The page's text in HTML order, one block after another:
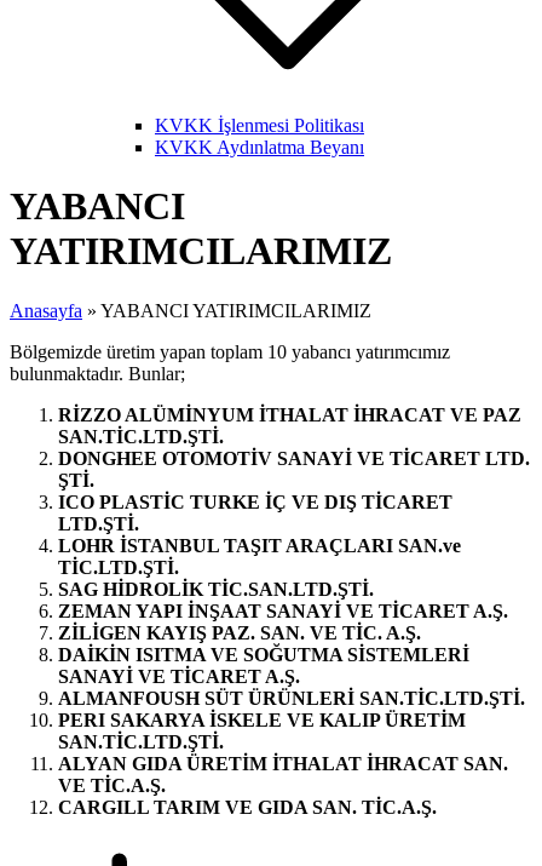
KVKK İşlenmesi Politikası
KVKK Aydınlatma Beyanı
YABANCI
YATIRIMCILARIMIZ
Anasayfa » YABANCI YATIRIMCILARIMIZ
Bölgemizde üretim yapan toplam 10 yabancı yatırımcımız
bulunmaktadır. Bunlar;
RİZZO ALÜMİNYUM İTHALAT İHRACAT VE PAZ
SAN.TİC.LTD.ŞTİ.
DONGHEE OTOMOTİV SANAYİ VE TİCARET LTD.
ŞTİ.
ICO PLASTİC TURKE İÇ VE DIŞ TİCARET
LTD.ŞTİ.
LOHR İSTANBUL TAŞIT ARAÇLARI SAN.ve
TİC.LTD.ŞTİ.
SAG HİDROLİK TİC.SAN.LTD.ŞTİ.
ZEMAN YAPI İNŞAAT SANAYİ VE TİCARET A.Ş.
ZİLİGEN KAYIŞ PAZ. SAN. VE TİC. A.Ş.
DAİKİN ISITMA VE SOĞUTMA SİSTEMLERİ
SANAYİ VE TİCARET A.Ş.
ALMANFOUSH SÜT ÜRÜNLERİ SAN.TİC.LTD.ŞTİ.
PERI SAKARYA İSKELE VE KALIP ÜRETİM
SAN.TİC.LTD.ŞTİ.
ALYAN GIDA ÜRETİM İTHALAT İHRACAT SAN.
VE TİC.A.Ş.
CARGILL TARIM VE GIDA SAN. TİC.A.Ş.